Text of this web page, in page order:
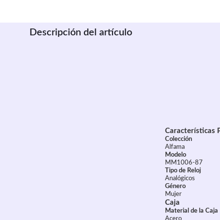
Descripción del artículo
Características
Colección
Alfama
Modelo
MM1006-87
Tipo de Reloj
Analógicos
Género
Mujer
Caja
Material de la Caja